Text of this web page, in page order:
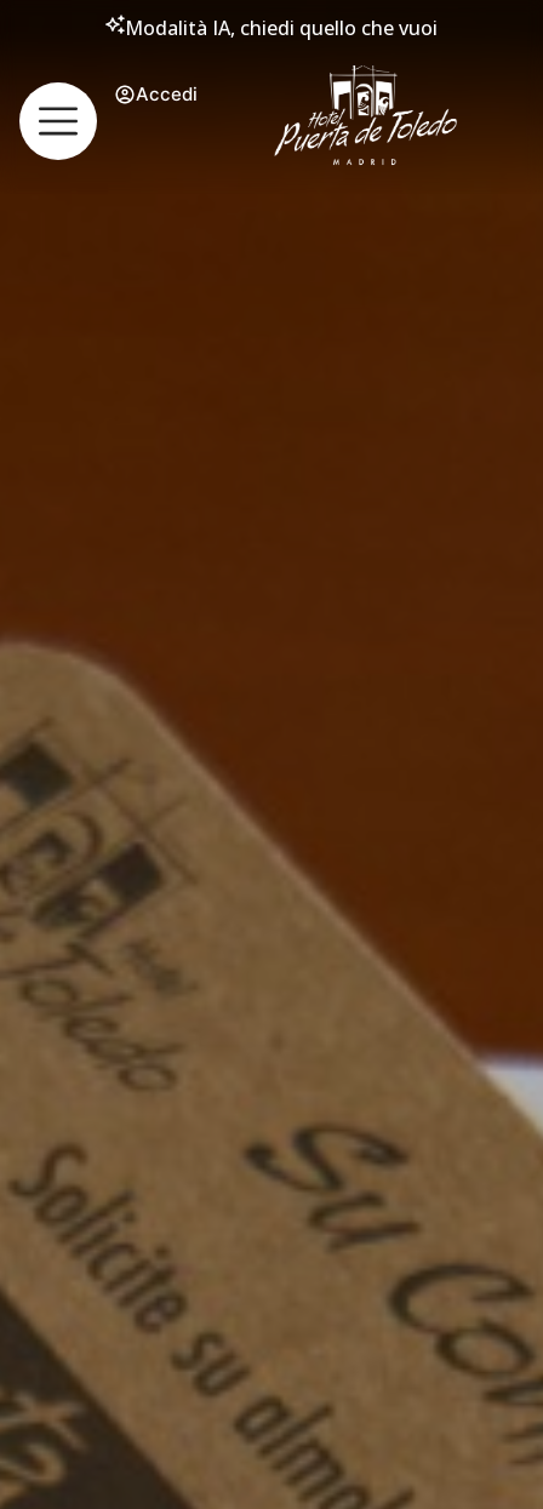
Modalità IA, chiedi quello che vuoi
Accedi